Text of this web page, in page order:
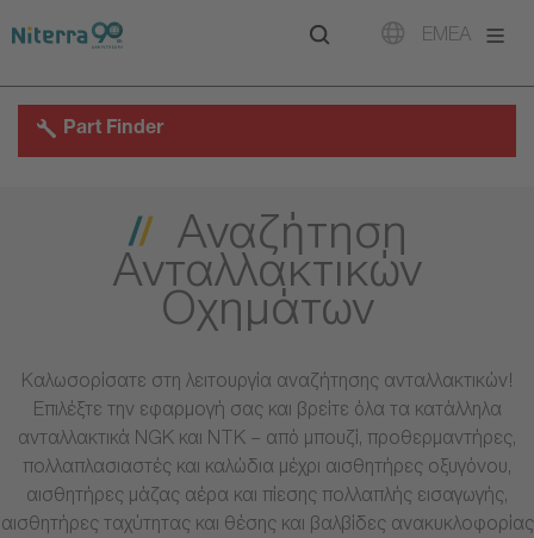
to
to
to
EMEA
Part Finder
Αναζήτηση
Ανταλλακτικών
Οχημάτων
Καλωσορίσατε στη λειτουργία αναζήτησης ανταλλακτικών!
Επιλέξτε την εφαρμογή σας και βρείτε όλα τα κατάλληλα
ανταλλακτικά NGK και NTK – από μπουζί, προθερμαντήρες,
πολλαπλασιαστές και καλώδια μέχρι αισθητήρες οξυγόνου,
αισθητήρες μάζας αέρα και πίεσης πολλαπλής εισαγωγής,
αισθητήρες ταχύτητας και θέσης και βαλβίδες ανακυκλοφορίας